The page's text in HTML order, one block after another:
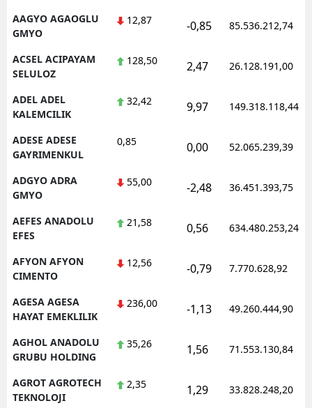
AAGYO AGAOGLU
GMYO
12,87 -0,85 85.536.212,74
ACSEL ACIPAYAM
SELULOZ
128,50 2,47 26.128.191,00
ADEL ADEL
KALEMCILIK
32,42 9,97 149.318.118,44
ADESE ADESE
GAYRIMENKUL
0,85 0,00 52.065.239,39
ADGYO ADRA
GMYO
55,00 -2,48 36.451.393,75
AEFES ANADOLU
EFES
21,58 0,56 634.480.253,24
AFYON AFYON
CIMENTO
12,56 -0,79 7.770.628,92
AGESA AGESA
HAYAT EMEKLILIK
236,00 -1,13 49.260.444,90
AGHOL ANADOLU
GRUBU HOLDING
35,26 1,56 71.553.130,84
AGROT AGROTECH
TEKNOLOJI
2,35 1,29 33.828.248,20